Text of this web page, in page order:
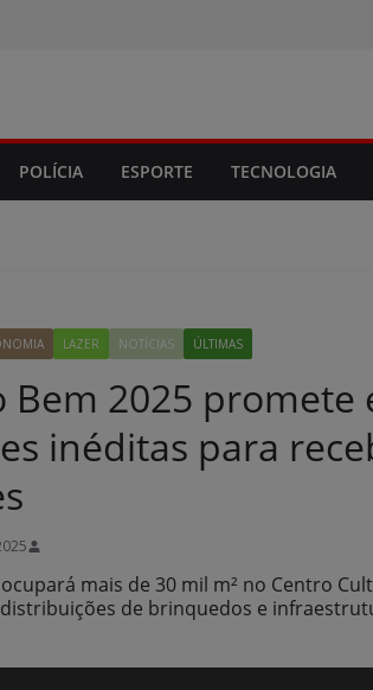
POLÍCIA ESPORTE TECNOLOGIA
LAZER NOTÍCIAS ÚLTIMAS
Bem 2025
inéditas para
mais de 30 mil m² no Centro
de brinquedos e